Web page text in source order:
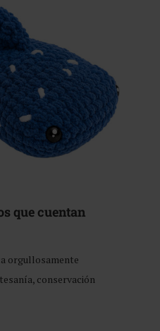
que cuentan
orgullosamente
conservación